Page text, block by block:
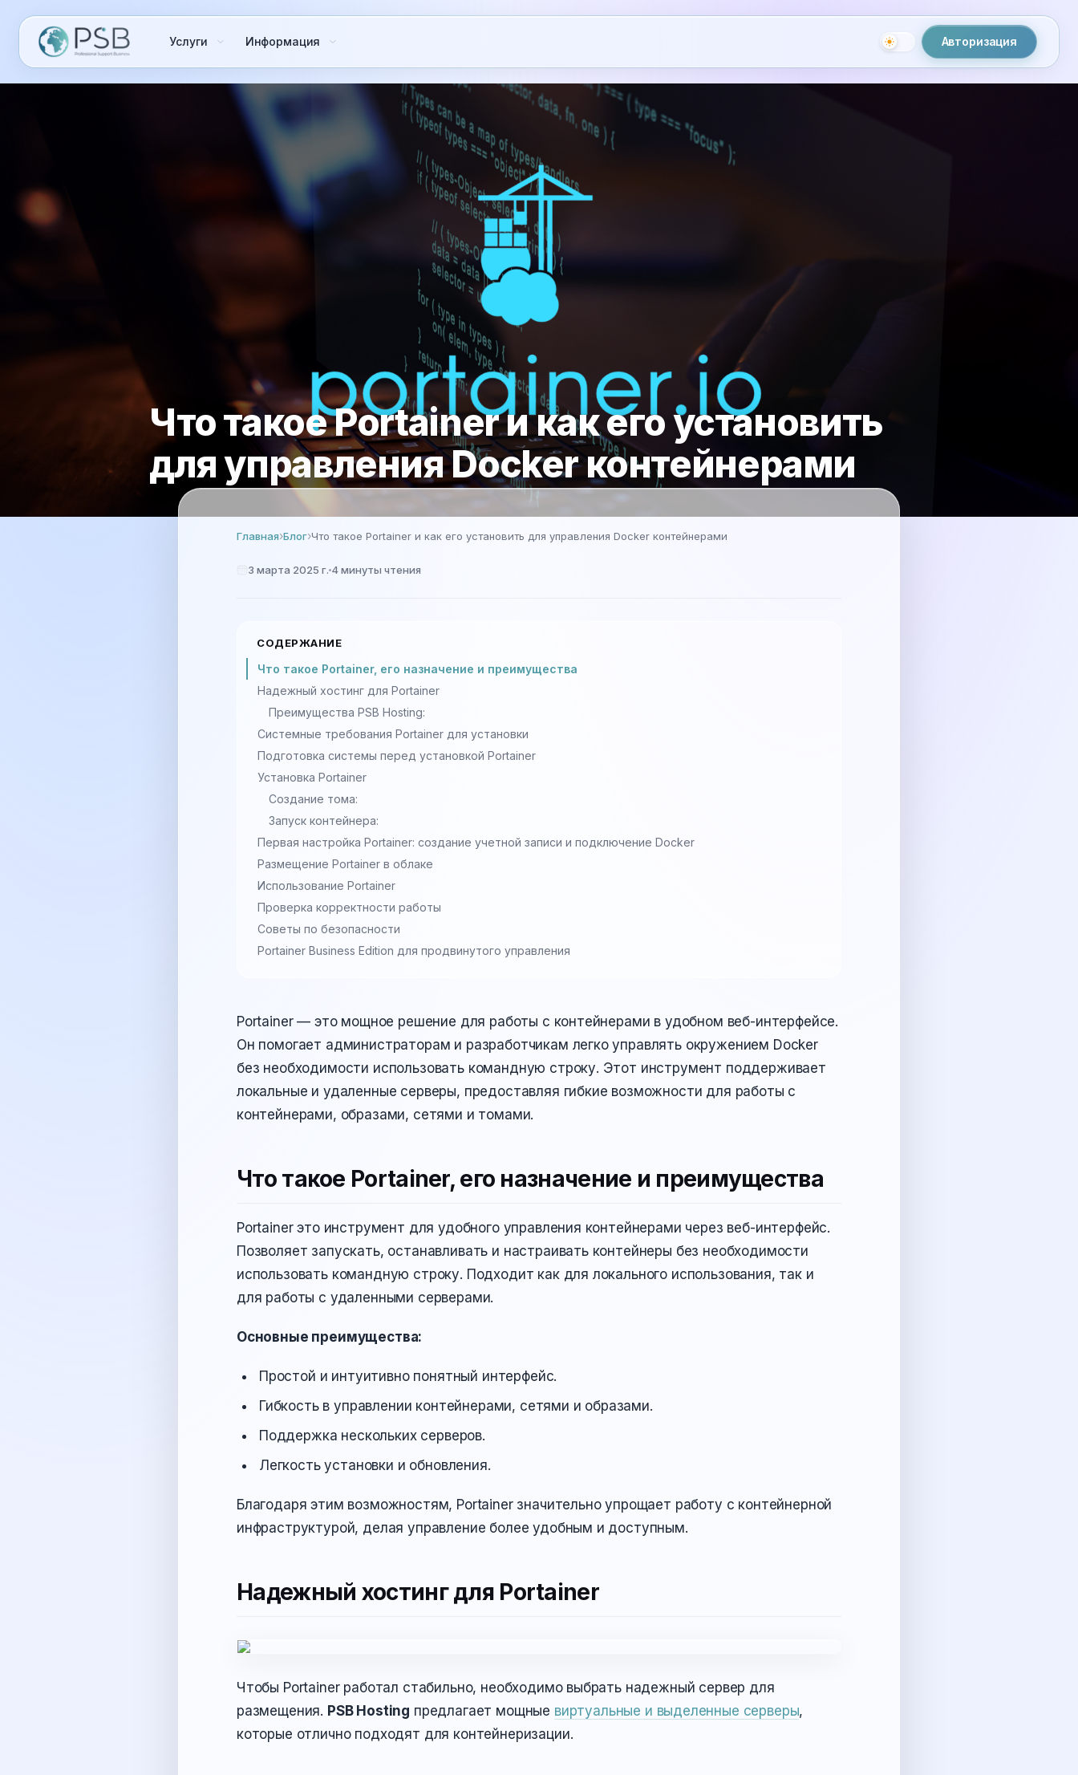
Услуги Информация Авторизация
Что такое Portainer и как его установить
для управления Docker контейнерами
Главная Блог Что такое Portainer и как его установить для управления Docker контейнерами
3 марта 2025 г. 4минуты чтения
СОДЕРЖАНИЕ
Что такое Portainer, его назначение и преимущества
Надежный хостинг для Portainer
Преимущества PSB Hosting:
Системные требования Portainer для установки
Подготовка системы перед установкой Portainer
Установка Portainer
Создание тома:
Запуск контейнера:
Первая настройка Portainer: создание учетной записи и подключение Docker
Размещение Portainer в облаке
Использование Portainer
Проверка корректности работы
Советы по безопасности
Portainer Business Edition для продвинутого управления
Portainer — это мощное решение для работы с контейнерами в удобном веб-интерфейсе.
Он помогает администраторам и разработчикам легко управлять окружением Docker
без необходимости использовать командную строку. Этот инструмент поддерживает
локальные и удаленные серверы, предоставляя гибкие возможности для работы с
контейнерами, образами, сетями и томами.
Что такое Portainer, его назначение и преимущества
Portainer это инструмент для удобного управления контейнерами через веб-интерфейс.
Позволяет запускать, останавливать и настраивать контейнеры без необходимости
использовать командную строку. Подходит как для локального использования, так и
для работы с удаленными серверами.
Основные преимущества:
Простой и интуитивно понятный интерфейс.
Гибкость в управлении контейнерами, сетями и образами.
Поддержка нескольких серверов.
Легкость установки и обновления.
Благодаря этим возможностям, Portainer значительно упрощает работу с контейнерной
инфраструктурой, делая управление более удобным и доступным.
Надежный хостинг для Portainer
Чтобы Portainer работал стабильно, необходимо выбрать надежный сервер для
размещения. PSB Hosting предлагает мощные виртуальные и выделенные серверы,
которые отлично подходят для контейнеризации.